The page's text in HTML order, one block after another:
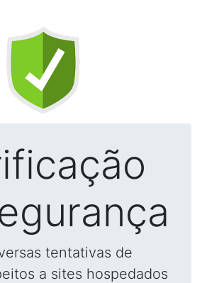
tentativas de
a sites hospedados